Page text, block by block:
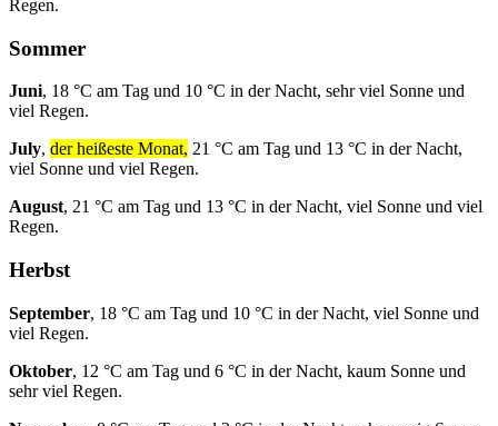
Regen.
Sommer
Juni, 18 °C am Tag und 10 °C in der Nacht, sehr viel Sonne und
viel Regen.
July, der heißeste Monat, 21 °C am Tag und 13 °C in der Nacht,
viel Sonne und viel Regen.
August, 21 °C am Tag und 13 °C in der Nacht, viel Sonne und viel
Regen.
Herbst
September, 18 °C am Tag und 10 °C in der Nacht, viel Sonne und
viel Regen.
Oktober, 12 °C am Tag und 6 °C in der Nacht, kaum Sonne und
sehr viel Regen.